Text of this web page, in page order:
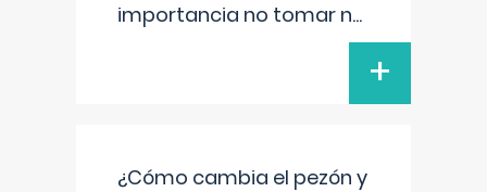
importancia no tomar n...
+
¿Cómo cambia el pezón y